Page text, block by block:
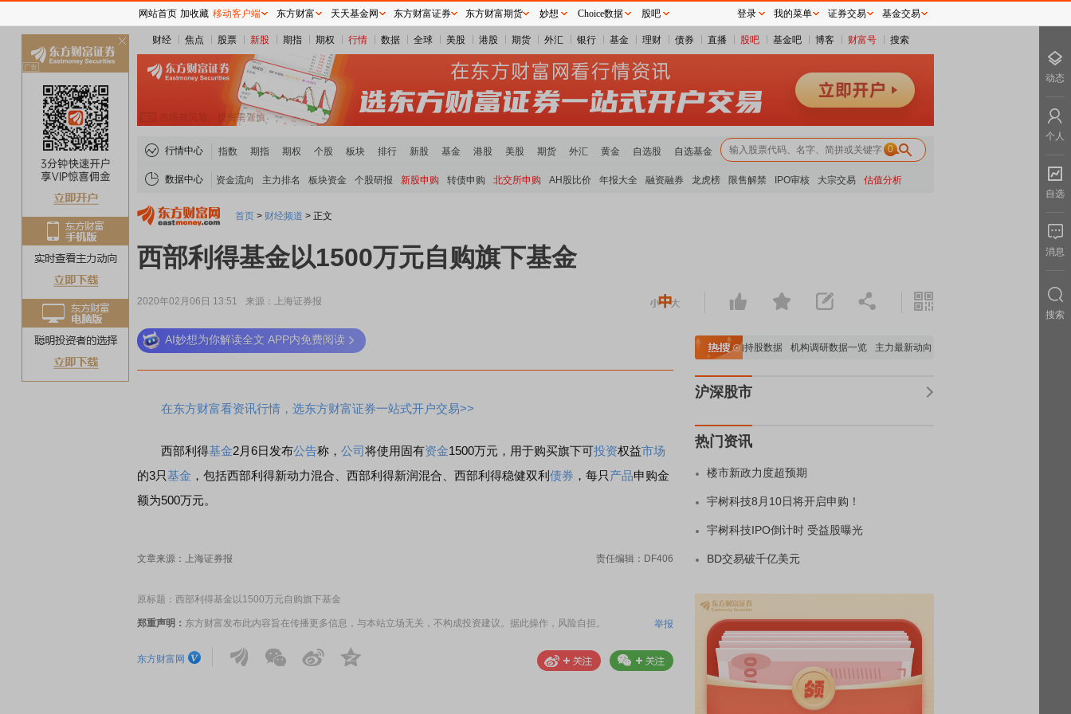
财经 焦点 股票 新股 期指 期权 行情 数据 全球 美股 港股 期货 外汇 银行 基金 理财 债券 直播 股吧 基金吧 博客 财富号 搜索
行情中心 指数 期指 期权 个股 板块 排行 新股 基金 港股 美股 期货 外汇 黄金 自选股 自选基金 0
数据中心 资金流向 主力排名 板块资金 个股研报 新股申购 转债申购 北交所申购 AH股比价 年报大全 融资融券 龙虎榜 限售解禁 IPO审核 大宗交易 估值分析
首页 > 财经频道 > 正文
西部利得基金以1500万元自购旗下基金
2020年02月06日 13:51 来源：上海证券报
AI妙想为你解读全文 APP内免费阅读
在东方财富看资讯行情，选东方财富证券一站式开户交易>>
西部利得基金2月6日发布公告称， 公司 将使用固有资金1500万元，用于购买旗下可投资权益市场
的3只基金 ，包括西部利得新动力混合、西部利得新润混合、西部利得稳健双利 债券 ，每只 产品申购金
额为500万元。
文章来源：上海证券报 责任编辑：DF406
原标题：西部利得基金以1500万元自购旗下基金
郑重声明： 东方财富发布此内容旨在传播更多信息，与本站立场无关，不构成投资建议。据此操作，风险自担。 举报
东方财富网
稀土板块领涨 重要机构持股数据 机构调研数据一览 主力最新动向 上市公司限售股解禁一览
沪深股市
热门资讯
楼市新政力度超预期
宇树科技8月10日将开启申购！
宇树科技IPO倒计时 受益股曝光
BD交易破千亿美元
网站首页 加收藏 移动客户端 东方财富 天天基金网 东方财富证券 东方财富期货 妙想 Choice数据 股吧 登录 我的菜单 证券交易 基金交易
动态
个人
自选
消息
搜索
关